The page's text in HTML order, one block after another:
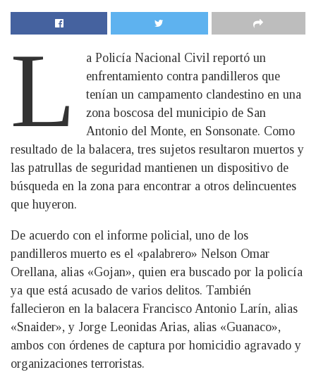
L
a Policía Nacional Civil reportó un
enfrentamiento contra pandilleros que
tenían un campamento clandestino en una
zona boscosa del municipio de San
Antonio del Monte, en Sonsonate. Como
resultado de la balacera, tres sujetos resultaron muertos y
las patrullas de seguridad mantienen un dispositivo de
búsqueda en la zona para encontrar a otros delincuentes
que huyeron.
De acuerdo con el informe policial, uno de los
pandilleros muerto es el «palabrero» Nelson Omar
Orellana, alias «Gojan», quien era buscado por la policía
ya que está acusado de varios delitos. También
fallecieron en la balacera Francisco Antonio Larín, alias
«Snaider», y Jorge Leonidas Arias, alias «Guanaco»,
ambos con órdenes de captura por homicidio agravado y
organizaciones terroristas.